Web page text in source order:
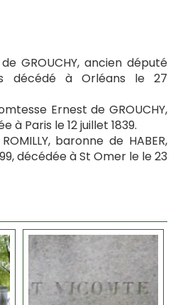
GROUCHY, ancien député
décédé à Orléans le 27
Ernest de GROUCHY,
à Paris le 12 juillet 1839.
baronne de HABER,
décédée à St Omer le le 23